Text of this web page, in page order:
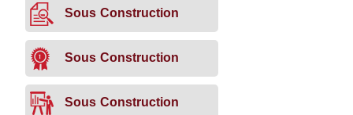
Sous Construction
Sous Construction
Sous Construction